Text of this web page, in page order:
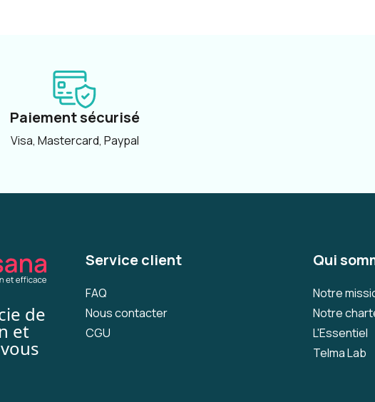
Paiement sécurisé
Visa, Mastercard, Paypal
de
et
Service client
FAQ
Nous contacter
CGU
Qui
Notre
Notre
L'Essentiel
Telma Lab